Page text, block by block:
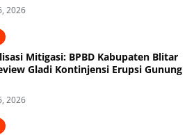
2026
Mitigasi: BPBD Kabupaten Blitar
Gladi Kontinjensi Erupsi Gunung
2026